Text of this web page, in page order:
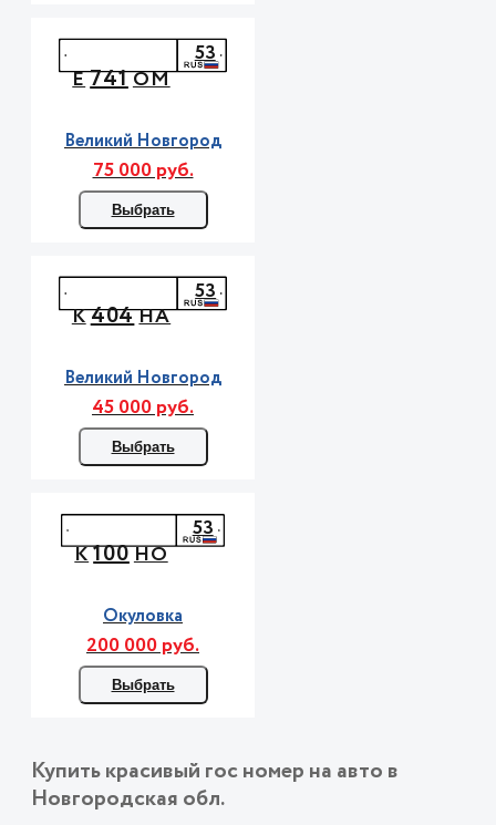
Е741ОМ
53
Великий Новгород
75 000 руб.
Выбрать
К404НА
53
Великий Новгород
45 000 руб.
Выбрать
К100НО
53
Окуловка
200 000 руб.
Выбрать
Купить красивый гос номер на авто в
Новгородская обл.